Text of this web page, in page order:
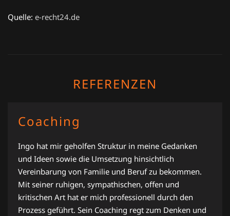
Quelle: e-recht24.de
REFERENZEN
Coaching
Ingo hat mir geholfen Struktur in meine Gedanken
und Ideen sowie die Umsetzung hinsichtlich
Vereinbarung von Familie und Beruf zu bekommen.
Mit seiner ruhigen, sympathischen, offen und
kritischen Art hat er mich professionell durch den
Prozess geführt. Sein Coaching regt zum Denken und